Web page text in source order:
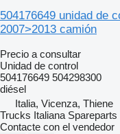
504176649 unidad de
2007>2013 camión
Precio a consultar
Unidad de control
504176649 504298300
diésel
Italia, Vicenza, Thiene
Trucks Italiana Spareparts
Contacte con el vendedor